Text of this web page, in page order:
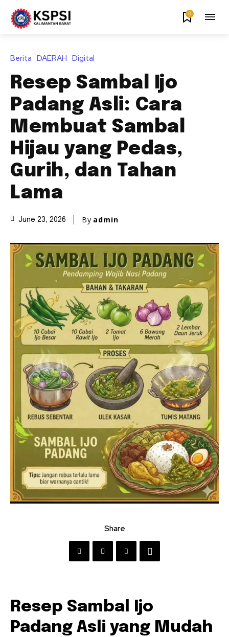
0
Berita DAERAH Digital
Resep Sambal Ijo
Padang Asli: Cara
Membuat Sambal
Hijau yang Pedas,
Gurih, dan Tahan
Lama
June 23, 2026 By admin
Share
Resep Sambal Ijo
Padang Asli yang Mudah